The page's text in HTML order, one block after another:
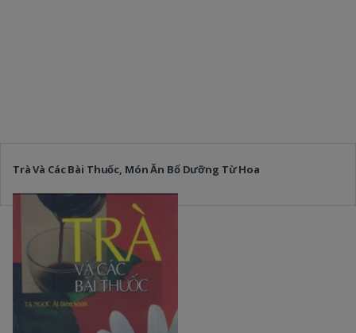
Trà Và Các Bài Thuốc, Món Ăn Bổ Dưỡng Từ Hoa